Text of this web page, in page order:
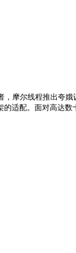
摩尔线程推出夸
适配。面对高达